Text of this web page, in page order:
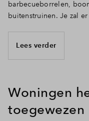
barbecueborrelen,
buitenstruinen. Je zal
Lees verder
Woningen
toegewezen